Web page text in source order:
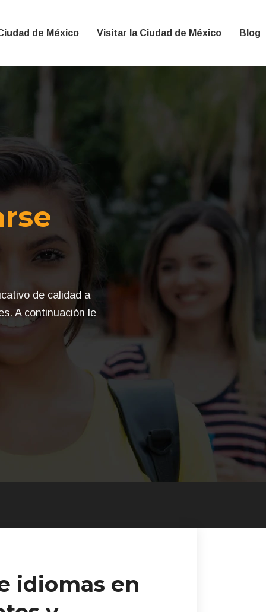
de México Visitar la Ciudad de México Blog
de calidad a
A continuación le
idiomas en